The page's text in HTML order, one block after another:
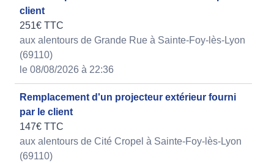
client
251€ TTC
aux alentours de Grande Rue à Sainte-Foy-lès-Lyon
(69110)
le 08/08/2026 à 22:36
Remplacement d'un projecteur extérieur fourni
par le client
147€ TTC
aux alentours de Cité Cropel à Sainte-Foy-lès-Lyon
(69110)